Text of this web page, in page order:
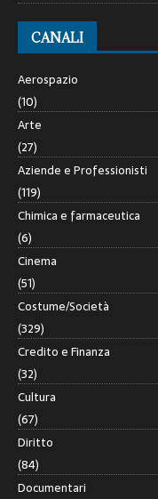
CANALI
Aerospazio
(10)
Arte
(27)
Aziende e Professionisti
(119)
Chimica e farmaceutica
(6)
Cinema
(51)
Costume/Società
(329)
Credito e Finanza
(32)
Cultura
(67)
Diritto
(84)
Documentari